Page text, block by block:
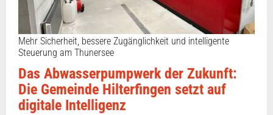
Mehr Sicherheit, bessere Zugänglichkeit und intelligente
Steuerung am Thunersee
Das Abwasserpumpwerk der Zukunft:
Die Gemeinde Hilterfingen setzt auf
digitale Intelligenz